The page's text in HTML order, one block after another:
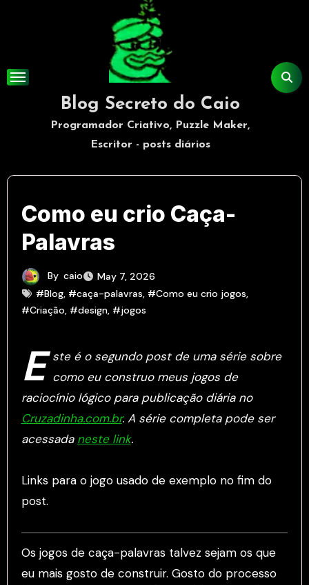
Blog Secreto do Caio
Programador Criativo, Puzzle Maker,
Escritor - posts diários
Como eu crio Caça-
Palavras
By caio
May 7, 2026
#Blog, #caça-palavras, #Como eu crio jogos,
#Criação, #design, #jogos
E ste é o segundo post de uma série sobre
como eu construo meus jogos de
raciocínio lógico para publicação diária no
Cruzadinha.com.br. A série completa pode ser
acessada neste link.
Links para o jogo usado de exemplo no fim do
post.
Os jogos de caça-palavras talvez sejam os que
eu mais gosto de construir. Gosto do processo